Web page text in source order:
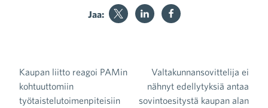
Jaa:
Artikkelien selaus
Kaupan liitto reagoi PAMin
kohtuuttomiin
työtaistelutoimenpiteisiin
Valtakunnansovittelija ei
nähnyt edellytyksiä antaa
sovintoesitystä kaupan alan